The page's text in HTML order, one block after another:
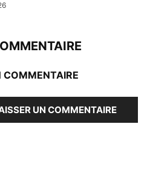
COMMENTAIRE
UN COMMENTAIRE